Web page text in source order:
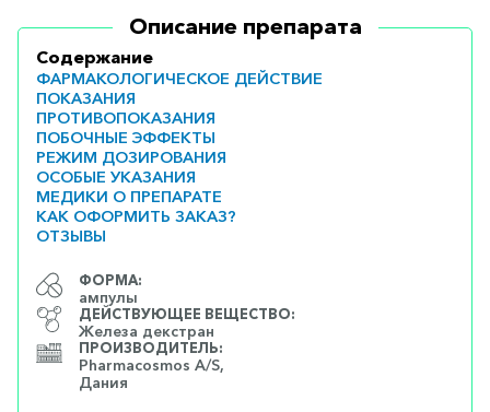
Описание препарата
Содержание
ФАРМАКОЛОГИЧЕСКОЕ ДЕЙСТВИЕ
ПОКАЗАНИЯ
ПРОТИВОПОКАЗАНИЯ
ПОБОЧНЫЕ ЭФФЕКТЫ
РЕЖИМ ДОЗИРОВАНИЯ
ОСОБЫЕ УКАЗАНИЯ
МЕДИКИ О ПРЕПАРАТЕ
КАК ОФОРМИТЬ ЗАКАЗ?
ОТЗЫВЫ
ФОРМА:
ампулы
ДЕЙСТВУЮЩЕЕ ВЕЩЕСТВО:
Железа декстран
ПРОИЗВОДИТЕЛЬ:
Pharmacosmos A/S,
Дания